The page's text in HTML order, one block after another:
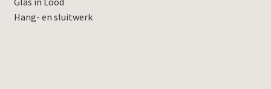
Hang- en sluitwerk